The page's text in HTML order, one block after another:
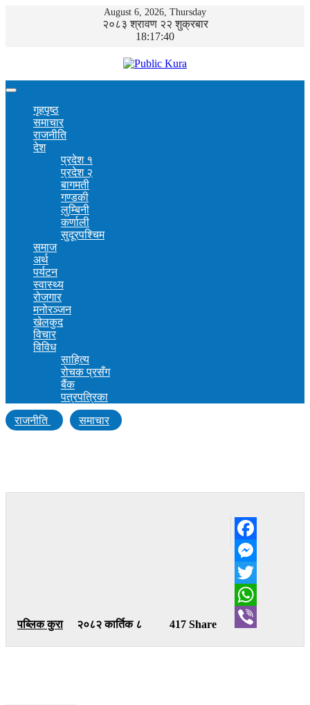
August 6, 2026, Thursday
२०८३ श्रावण २२ शुक्रबार
18:17:40
गृहपृष्ठ
समाचार
राजनीति
देश
प्रदेश १
प्रदेश २
बागमती
गण्डकी
लुम्बिनी
कर्णाली
सुदूरपश्चिम
समाज
अर्थ
पर्यटन
स्वास्थ्य
रोजगार
मनोरञ्जन
खेलकुद
विचार
विविध
साहित्य
रोचक प्रसँग
बैंक
पत्रपत्रिका
राजनीति
समाचार
पब्लिक कुरा २०८२ कार्तिक ८ 417 Share
Facebook
Messenger
Twitter
WhatsApp